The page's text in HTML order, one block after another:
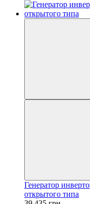
Генератор
открытого типа